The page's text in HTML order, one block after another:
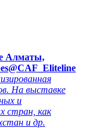
Алматы,
На выставке
и
стран, как
и др.